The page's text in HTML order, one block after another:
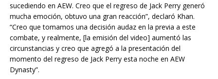
sucediendo en AEW. Creo que el regreso de Jack Perry generó
mucha emoción, obtuvo una gran reacción”, declaró Khan.
“Creo que tomamos una decisión audaz en la previa a este
combate, y realmente, [la emisión del video] aumentó las
circunstancias y creo que agregó a la presentación del
momento del regreso de Jack Perry esta noche en AEW
Dynasty”.